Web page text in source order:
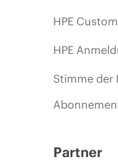
HPE
HPE
Stimme der
Partner